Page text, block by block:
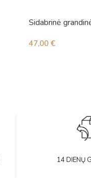
Sidabrinė
47,00 €
14 DIENŲ